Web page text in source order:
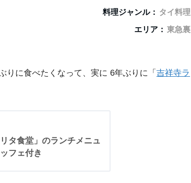
料理ジャンル： タイ料理
エリア： 東急裏
りに食べたくなって、実に 6年ぶりに「 吉祥寺ラ
タ食堂」のランチメニュ
フェ付き